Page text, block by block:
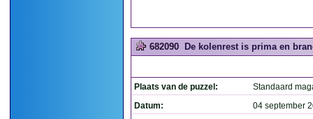
682090 De kolenrest is prima en
Plaats van de puzzel:
Standaard
Datum:
04 september